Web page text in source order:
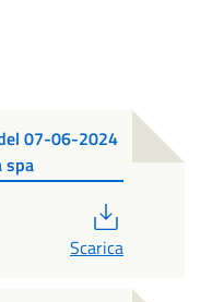
07-06-2024
spa
Scarica